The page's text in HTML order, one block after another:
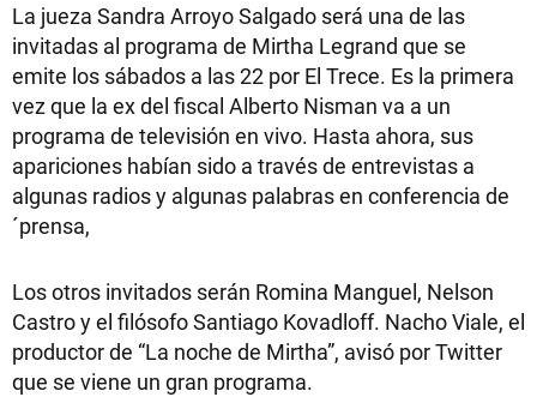
La jueza Sandra Arroyo Salgado será una de las
invitadas al programa de Mirtha Legrand que se
emite los sábados a las 22 por El Trece. Es la primera
vez que la ex del fiscal Alberto Nisman va a un
programa de televisión en vivo. Hasta ahora, sus
apariciones habían sido a través de entrevistas a
algunas radios y algunas palabras en conferencia de
´prensa,
Los otros invitados serán Romina Manguel, Nelson
Castro y el filósofo Santiago Kovadloff. Nacho Viale, el
productor de “La noche de Mirtha”, avisó por Twitter
que se viene un gran programa.